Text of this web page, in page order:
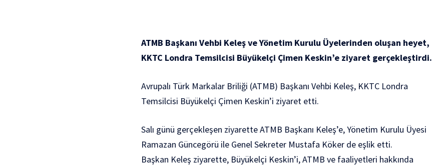
ATMB Başkanı Vehbi Keleş ve Yönetim Kurulu Üyelerinden oluşan heyet,
KKTC Londra Temsilcisi Büyükelçi Çimen Keskin’e ziyaret gerçekleştirdi.
Avrupalı Türk Markalar Briliği (ATMB) Başkanı Vehbi Keleş, KKTC Londra
Temsilcisi Büyükelçi Çimen Keskin’i ziyaret etti.
Salı günü gerçekleşen ziyarette ATMB Başkanı Keleş’e, Yönetim Kurulu Üyesi
Ramazan Güncegörü ile Genel Sekreter Mustafa Köker de eşlik etti.
Başkan Keleş ziyarette, Büyükelçi Keskin’i, ATMB ve faaliyetleri hakkında